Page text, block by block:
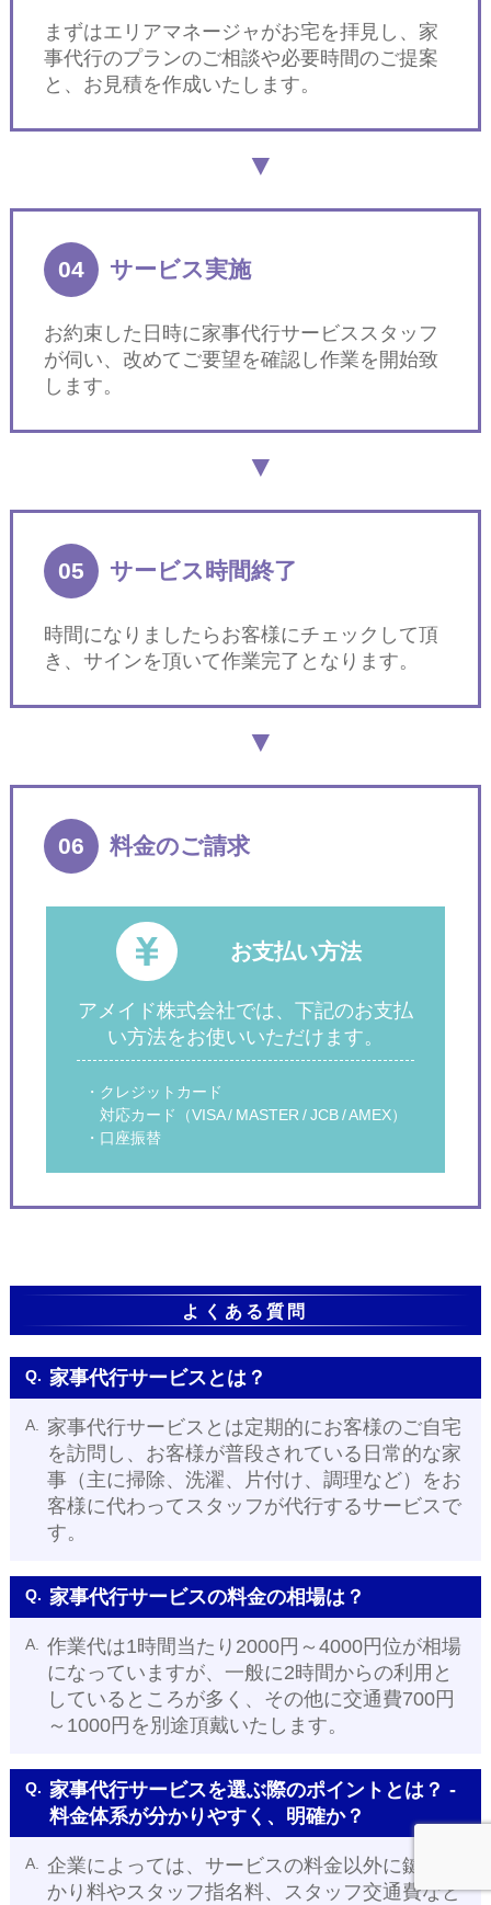
まずはエリアマネージャがお宅を拝見し、家
事代行のプランのご相談や必要時間のご提案
と、お見積を作成いたします。
04 サービス実施
お約束した日時に家事代行サービススタッフ
が伺い、改めてご要望を確認し作業を開始致
します。
05 サービス時間終了
時間になりましたらお客様にチェックして頂
き、サインを頂いて作業完了となります。
06 料金のご請求
お支払い方法
アメイド株式会社では、下記のお支払
い方法をお使いいただけます。
・クレジットカード
対応カード（VISA / MASTER / JCB / AMEX）
・口座振替
よくある質問
Q. 家事代行サービスとは？
A.
家事代行サービスとは定期的にお客様のご自宅
を訪問し、お客様が普段されている日常的な家
事（主に掃除、洗濯、片付け、調理など）をお
客様に代わってスタッフが代行するサービスで
す。
Q. 家事代行サービスの料金の相場は？
A.
作業代は1時間当たり2000円～4000円位が相場
になっていますが、一般に2時間からの利用と
しているところが多く、その他に交通費700円
～1000円を別途頂戴いたします。
Q. 家事代行サービスを選ぶ際のポイントとは？ -
料金体系が分かりやすく、明確か？
A.
企業によっては、サービスの料金以外に鍵の預
かり料やスタッフ指名料、スタッフ交通費など